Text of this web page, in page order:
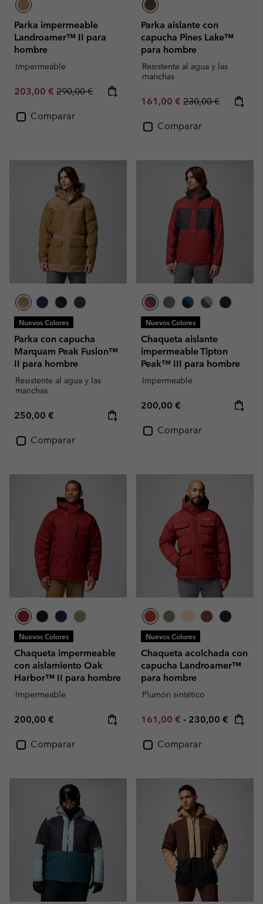
Parka impermeable
Landroamer™ II para
hombre
Impermeable
Sale price:
203,00 € Regular price:
290,00 €
Comparar
Parka aislante con
capucha Pines Lake™
para hombre
Resistente al agua y las
manchas
Sale price:
161,00 € Regular price:
230,00 €
Comparar
Nuevos Colores
Parka con capucha
Marquam Peak Fusion™
II para hombre
Resistente al agua y las
manchas
Regular price:
250,00 €
Comparar
Nuevos Colores
Chaqueta aislante
impermeable Tipton
Peak™ III para hombre
Impermeable
Regular price:
200,00 €
Comparar
Nuevos Colores
Chaqueta impermeable
con aislamiento Oak
Harbor™ II para hombre
Impermeable
Regular price:
200,00 €
Comparar
Nuevos Colores
Chaqueta acolchada con
capucha Landroamer™
para hombre
Plumón sintético
Minimum sale price:
161,00 € - Maximum price:
230,00 €
Comparar